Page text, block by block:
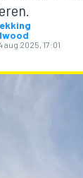
aug 2025, 17:01